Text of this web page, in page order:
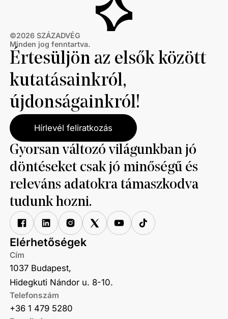
©2026 SZÁZADVÉG
Minden jog fenntartva.
Értesüljön az elsők között
kutatásainkról,
újdonságainkról!
Hírlevél feliratkozás
Gyorsan változó világunkban jó
döntéseket csak jó minőségű és
releváns adatokra támaszkodva
tudunk hozni.
Elérhetőségek
Cím
1037 Budapest,
Hidegkuti Nándor u. 8-10.
Telefonszám
+36 1 479 5280